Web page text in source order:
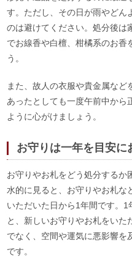
す。ただし、その日が雨やどん
のは避けてください。処分後は
でお線香や白檀、柑橘系のお香
う。
また、故人の衣服や貴金属な
あったとしても一度午前中から
ように心がけましょう。
お守りは一年を目安に
お守りやお札をどう処分するか
水的に見ると、お守りやお札な
いただいた日から1年間です。1
と、新しいお守りやお札をいた
でなく、空間や運気に悪影響を
です。